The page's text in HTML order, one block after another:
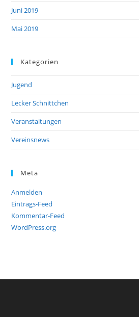
Juni 2019
Mai 2019
Kategorien
Jugend
Lecker Schnittchen
Veranstaltungen
Vereinsnews
Meta
Anmelden
Eintrags-Feed
Kommentar-Feed
WordPress.org